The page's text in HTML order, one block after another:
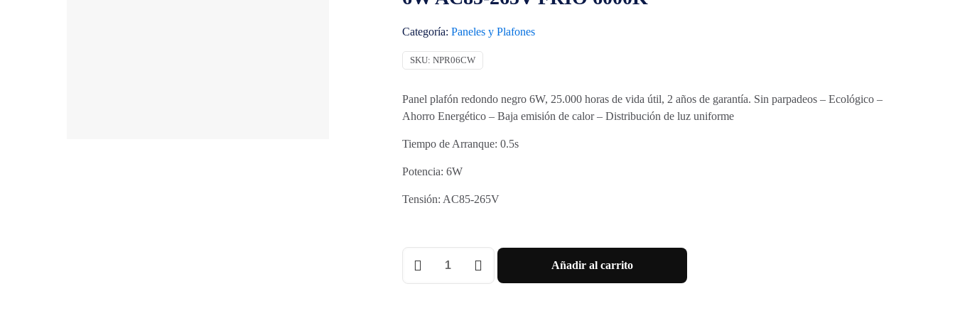
Categoría: Paneles y Plafones
SKU: NPR06CW
Panel plafón redondo negro 6W, 25.000 horas de vida útil, 2 años de garantía. Sin parpadeos – Ecológico –
Ahorro Energético – Baja emisión de calor – Distribución de luz uniforme
Tiempo de Arranque: 0.5s
Potencia: 6W
Tensión: AC85-265V
PLAFON
Añadir al carrito